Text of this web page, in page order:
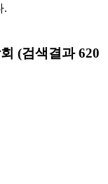
.
(검색결과 620